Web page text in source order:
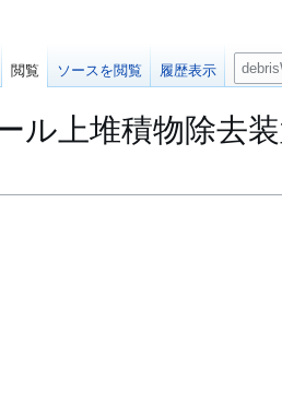
上堆積物除去装
閲覧 ソースを閲覧 履歴表示
検
索